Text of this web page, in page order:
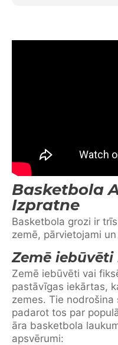
Basketbola
Izpratne
Basketbola grozi ir
zemē, pārvietojami
Zemē
Zemē iebūvēti vai
pastāvīgas iekārtas,
zemes. Tie
padarot tos par
āra basketbola
apsvērumi: